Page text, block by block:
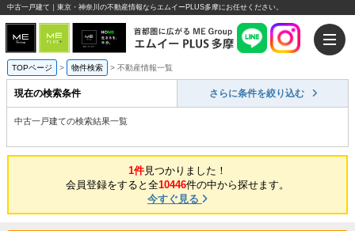
中古一戸建て｜東京・神奈川の不動産情報ならエムイーPLUS多摩にお任せください。
TOPページ > 物件検索 > 不動産情報一覧
現在の検索条件 さらに条件を絞り込む
中古一戸建ての検索結果一覧
1件見つかりました！
会員登録をすると全10446件の中から探せます。
今すぐ見る